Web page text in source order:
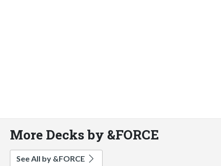
More Decks by &FORCE
See All by &FORCE